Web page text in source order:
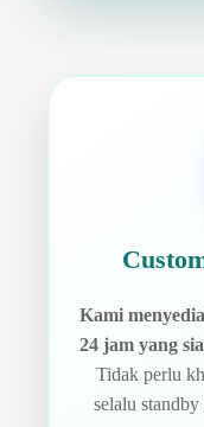
Kami
24 jam yang
Tidak perlu
selalu